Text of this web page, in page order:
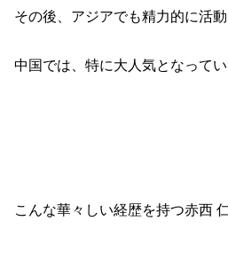
その後、アジアでも精力的に活動
中国では、特に大人気となってい
こんな華々しい経歴を持つ赤西